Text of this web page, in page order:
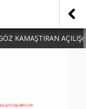
KAMAŞTIRAN AÇILIŞ